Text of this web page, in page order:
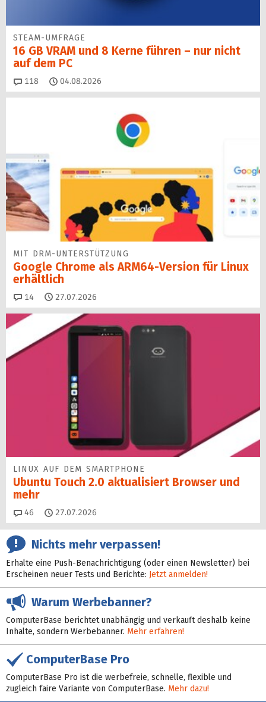
STEAM-UMFRAGE
16 GB VRAM und 8 Kerne führen – nur nicht
auf dem PC
118 Kommentare
04.08.2026
MIT DRM-UNTERSTÜTZUNG
Google Chrome als ARM64-Version für Linux
erhältlich
14 Kommentare
27.07.2026
LINUX AUF DEM SMARTPHONE
Ubuntu Touch 2.0 aktualisiert Browser und
mehr
46 Kommentare
27.07.2026
Nichts mehr verpassen!
Erhalte eine Push-Benachrichtigung (oder einen Newsletter) bei
Erscheinen neuer Tests und Berichte: Jetzt anmelden!
Warum Werbebanner?
ComputerBase berichtet unabhängig und verkauft deshalb keine
Inhalte, sondern Werbebanner. Mehr erfahren!
ComputerBase Pro
ComputerBase Pro ist die werbefreie, schnelle, flexible und
zugleich faire Variante von ComputerBase. Mehr dazu!